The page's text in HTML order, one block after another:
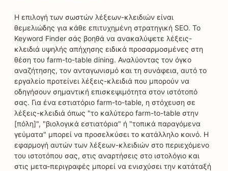
Η επιλογή των σωστών λέξεων-κλειδιών είναι
θεμελιώδης για κάθε επιτυχημένη στρατηγική SEO. Το
Keyword Finder σάς βοηθά να ανακαλύψετε λέξεις-
κλειδιά υψηλής απήχησης ειδικά προσαρμοσμένες στη
θέση του farm-to-table dining. Αναλύοντας τον όγκο
αναζήτησης, τον ανταγωνισμό και τη συνάφεια, αυτό το
εργαλείο προτείνει λέξεις-κλειδιά που μπορούν να
οδηγήσουν σημαντική επισκεψιμότητα στον ιστότοπό
σας. Για ένα εστιατόριο farm-to-table, η στόχευση σε
λέξεις-κλειδιά όπως "το καλύτερο farm-to-table στην
[πόλη]", "βιολογικά εστιατόρια" ή "τοπικά παραγόμενα
γεύματα" μπορεί να προσελκύσει το κατάλληλο κοινό. Η
εφαρμογή αυτών των λέξεων-κλειδιών στο περιεχόμενο
του ιστοτόπου σας, στις αναρτήσεις στο ιστολόγιο και
στις μετα-περιγραφές μπορεί να ενισχύσει την κατάταξή